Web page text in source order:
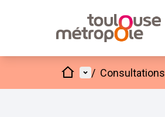
AccueilMenu principal
/ Consultations